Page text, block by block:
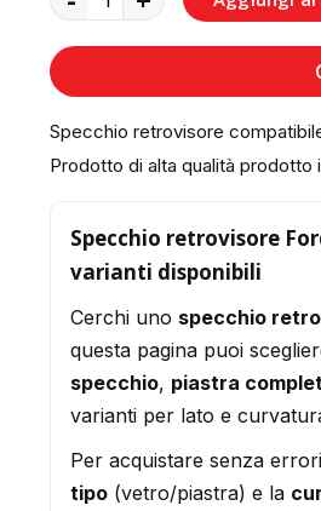
Specchio retrovisore
Prodotto di alta qualità prodotto
Specchio retrovisore
varianti disponibili
Cerchi uno specchio
questa pagina puoi
specchio, piastra
varianti per lato e
Per acquistare senza
tipo (vetro/piastra) e la